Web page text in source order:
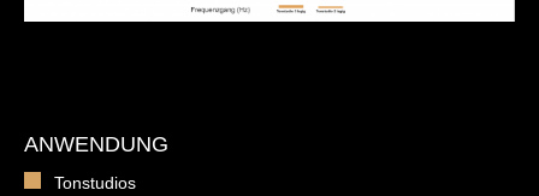
ANWENDUNG
Tonstudios